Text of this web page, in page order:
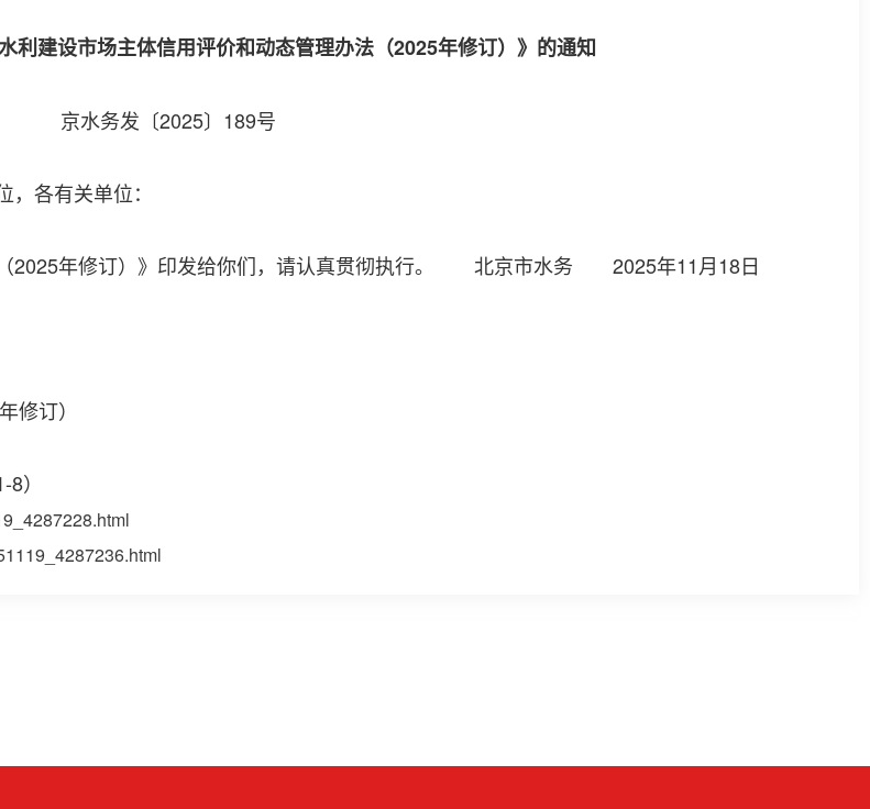
利建设市场主体信用评价和动态管理办法（2025年修订）》的通知
京水务发〔2025〕189号
各有关单位：
2025年修订）》印发给你们，请认真贯彻执行。 北京市水务 2025年11月18日
修订）
）